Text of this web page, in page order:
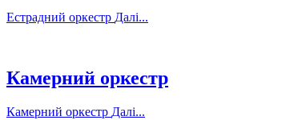
Естрадний оркестр Далі...
Камерний оркестр
Камерний оркестр Далі...